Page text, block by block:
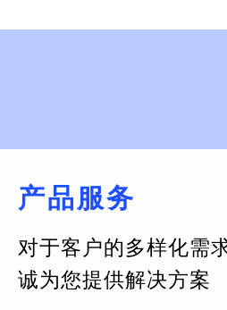
产品服务
对于客户的多样化需
诚为您提供解决方案